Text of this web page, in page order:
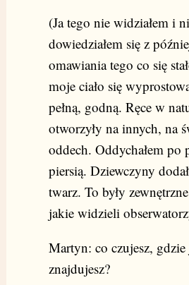
(Ja tego nie widziałem i
dowiedziałem się z
omawiania tego co się
moje ciało się
pełną, godną. Ręce w
otworzyły na innych, na
oddech. Oddychałem po
piersią. Dziewczyny
twarz. To były
jakie widzieli
Martyn: co czujesz, gdzie
znajdujesz?